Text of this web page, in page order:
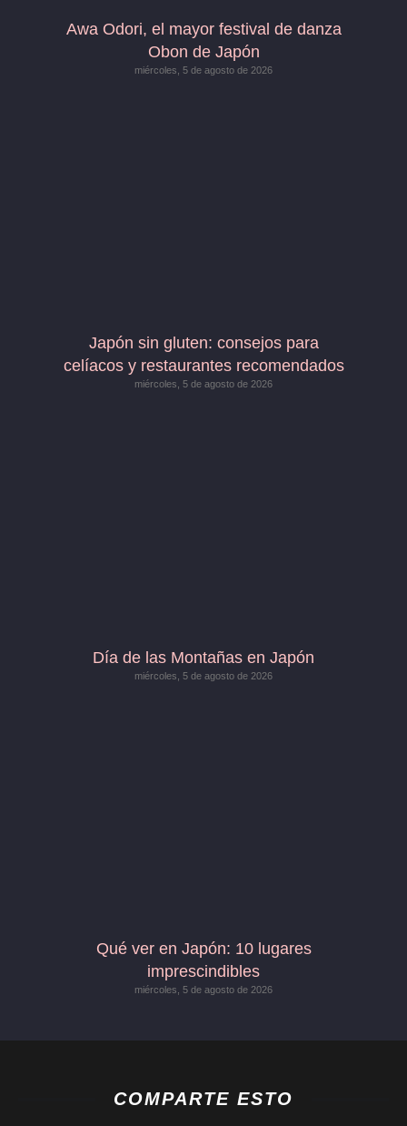
Awa Odori, el mayor festival de danza
Obon de Japón
miércoles, 5 de agosto de 2026
Japón sin gluten: consejos para
celíacos y restaurantes recomendados
miércoles, 5 de agosto de 2026
Día de las Montañas en Japón
miércoles, 5 de agosto de 2026
Qué ver en Japón: 10 lugares
imprescindibles
miércoles, 5 de agosto de 2026
COMPARTE ESTO